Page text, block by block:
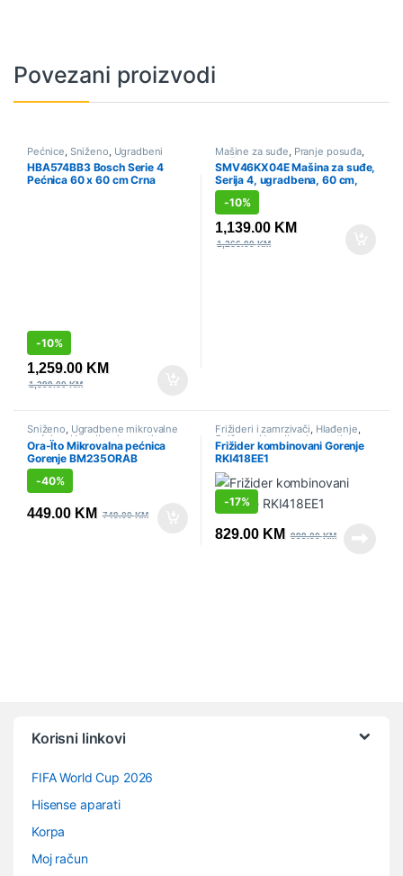
Povezani proizvodi
Pećnice Sniženo Ugradbeni
aparati
HBA574BB3 Bosch Serie 4
Pećnica 60 x 60 cm Crna
-10%
1,259.00 KM
1,399.00KM
Mašine za suđe Pranje posuđa,
Sniženo,Ugradbeni aparati
SMV46KX04E Mašina za suđe,
Serija 4, ugradbena, 60 cm,
Bosch
-10%
1,139.00 KM
1,266.00KM
Sniženo, Ugradbene mikrovalne
pećnice ,Ugradbeni aparati
Ora-Ïto Mikrovalna pećnica
Gorenje BM235ORAB
-40%
449.00 KM 749.00KM
Frižideri i zamrzivači, Hlađenje,
Sniženo ,Ugradbeni aparati
Ugradbeni frižideri
Frižider kombinovani Gorenje
RKI418EE1
-17%
829.00 KM 999.00KM
Korisni linkovi
FIFA World Cup 2026
Hisense aparati
Korpa
Moj račun